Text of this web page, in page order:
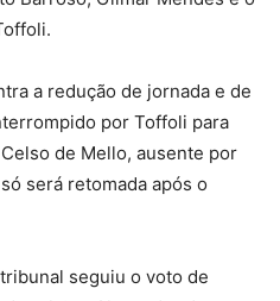
a redução de jornada e de
por Toffoli para
de Mello, ausente por
será retomada após o
seguiu o voto de